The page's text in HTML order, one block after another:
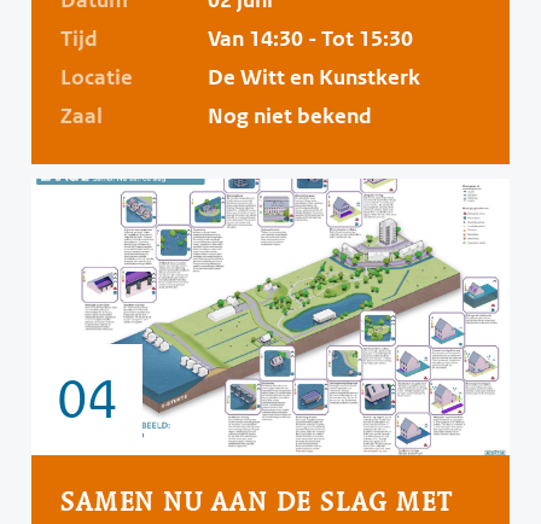
Tijd
Van 14:30 - Tot 15:30
Locatie
De Witt en Kunstkerk
Zaal
Nog niet bekend
04
SAMEN NU AAN DE SLAG MET